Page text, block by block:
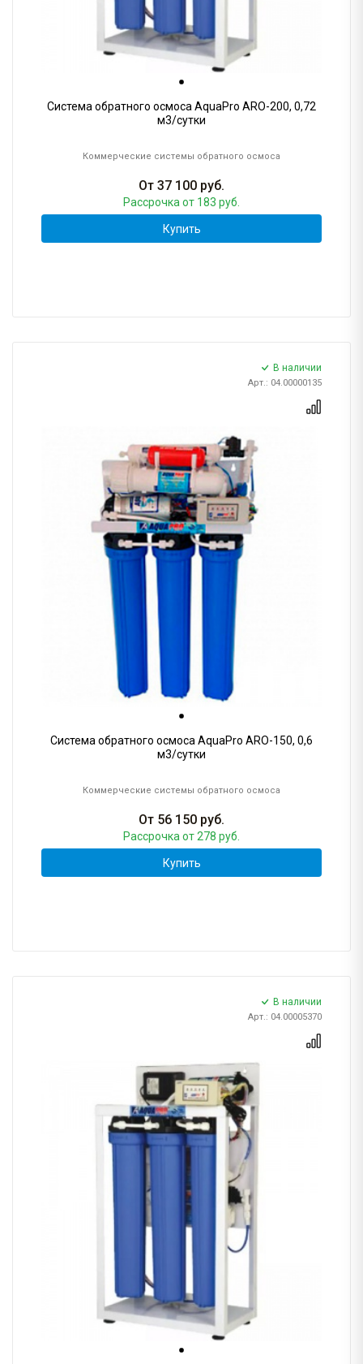
Система обратного осмоса AquaPro ARO-200, 0,72
м3/сутки
Коммерческие системы обратного осмоса
От 37 100 руб.
Рассрочка от 183 руб.
Купить
В наличии
Арт.: 04.00000135
Система обратного осмоса AquaPro ARO-150, 0,6
м3/сутки
Коммерческие системы обратного осмоса
От 56 150 руб.
Рассрочка от 278 руб.
Купить
В наличии
Арт.: 04.00005370